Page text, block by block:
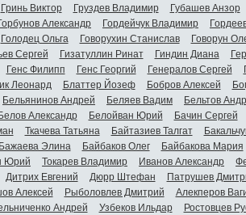
Гринь Виктор Груздев Владимир Губашев Анзор
Александр Гордейчук Владимир
Голодец Ольга Говорухин Станислав Говорун
Сергей Гизатуллин Ринат Гиндин Диана
Генс Филипп Генс Георгий Генералов Сергей
Леонард Блаттер Йозеф Бобров Алексей
Бельянинов Андрей Беляев Вадим Бельтов
Белов Александр Белойван Юрий Бачин Сергей
Ткачева Татьяна Байтазиев Талгат
Бажаева Элина Байбаков Олег Байбакова Мария
Юрий Токарев Владимир Иванов Александр
Дитрих Евгений Дюрр Штефан Патрушев
Алексей Рыболовлев Дмитрий Алекперов
Андрей Узбеков Ильдар Ростовцев